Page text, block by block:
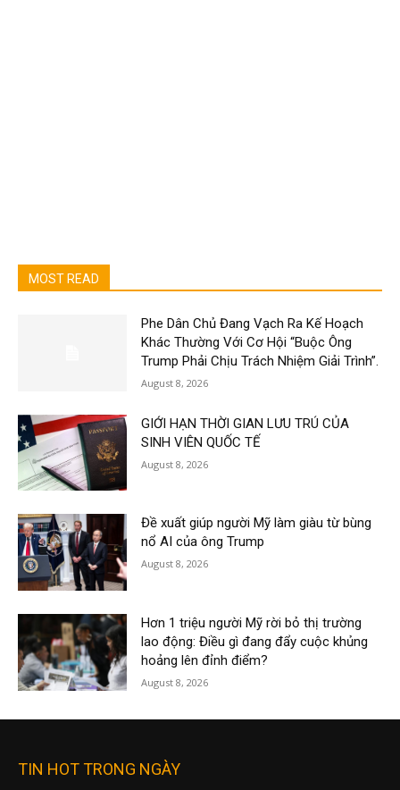
MOST READ
Phe Dân Chủ Đang Vạch Ra Kế Hoạch
Khác Thường Với Cơ Hội “Buộc Ông
Trump Phải Chịu Trách Nhiệm Giải Trình”.
August 8, 2026
GIỚI HẠN THỜI GIAN LƯU TRÚ CỦA
SINH VIÊN QUỐC TẾ
August 8, 2026
Đề xuất giúp người Mỹ làm giàu từ bùng
nổ AI của ông Trump
August 8, 2026
Hơn 1 triệu người Mỹ rời bỏ thị trường
lao động: Điều gì đang đẩy cuộc khủng
hoảng lên đỉnh điểm?
August 8, 2026
TIN HOT TRONG NGÀY